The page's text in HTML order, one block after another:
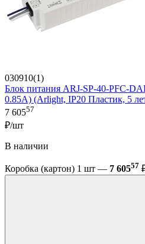
030910(1)
Блок питания ARJ-SP-40-PFC-
0.85A) (Arlight, IP20 Пластик, 5
7 60557
₽/шт
В наличии
Коробка (картон) 1 шт — 7 60557